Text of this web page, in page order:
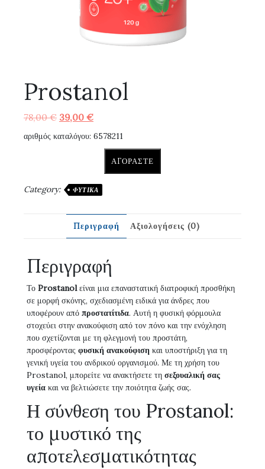
Prostanol
78,00€ Original
39,00 €Η
39,00 €.
αριθμός καταλόγου: 6578211
ΑΓΟΡΆΣΤΕ
Category: ΦΥΤΙΚΆ
Περιγραφή Αξιολογήσεις (0)
Περιγραφή
Το Prostanolείναι μια επαναστατική διατροφική προσθήκη
σε μορφή σκόνης, σχεδιασμένη ειδικά για άνδρες που
υποφέρουν από προστατίτιδα. Αυτή η φυσική φόρμουλα
στοχεύει στην ανακούφιση από τον πόνο και την ενόχληση
που σχετίζονται με τη φλεγμονή του προστάτη,
προσφέροντας φυσική ανακούφιση και υποστήριξη για τη
γενική υγεία του ανδρικού οργανισμού. Με τη χρήση του
Prostanol, μπορείτε να ανακτήσετε τη σεξουαλική σας
υγεία και να βελτιώσετε την ποιότητα ζωής σας.
Η σύνθεση του Prostanol:
το μυστικό της
αποτελεσματικότητας